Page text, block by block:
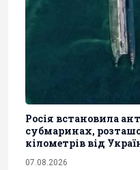
Росія встановила
субмаринах,
кілометрів від
07.08.2026